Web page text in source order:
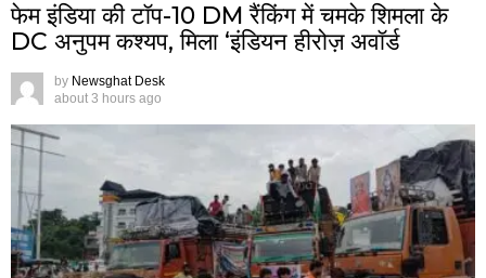
फेम इंडिया की टॉप-10 DM रैंकिंग में चमके शिमला के
DC अनुपम कश्यप, मिला ‘इंडियन हीरोज़ अवॉर्ड
by Newsghat Desk
about 3 hours ago